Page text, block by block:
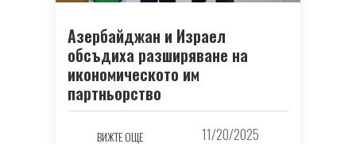
Азербайджан и Израел
обсъдиха разширяване на
икономическото им
партньорство
ВИЖТЕ ОЩЕ 11/20/2025